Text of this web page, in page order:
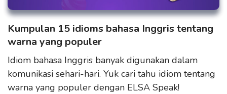
Kumpulan 15 idioms bahasa Inggris tentang
warna yang populer
Idiom bahasa Inggris banyak digunakan dalam
komunikasi sehari-hari. Yuk cari tahu idiom tentang
warna yang populer dengan ELSA Speak!